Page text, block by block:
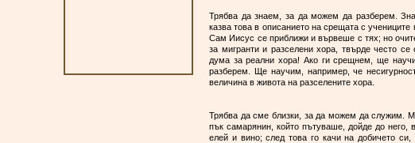
Трябва да знаем, за да можем да разберем.
казва това в описанието на срещата с
Сам Иисус се приближи и вървеше с тях; но
за мигранти и разселени хора, твърде често се
дума за реални хора! Ако ги срещнем, ще
разберем. Ще научим, например, че
величина в живота на разселените хора.
Трябва да сме близки, за да можем да служим.
пък самарянин, който пътуваше, дойде до него,
елей и вино; след това го качи на добичето си,